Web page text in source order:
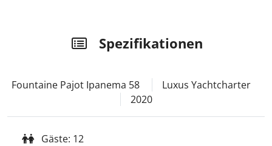
Spezifikationen
Fountaine Pajot Ipanema 58
Luxus Yachtcharter
2020
Gäste: 12